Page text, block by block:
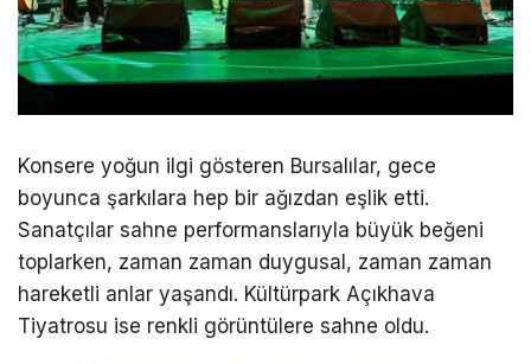
Konsere yoğun ilgi gösteren Bursalılar, gece
boyunca şarkılara hep bir ağızdan eşlik etti.
Sanatçılar sahne performanslarıyla büyük beğeni
toplarken, zaman zaman duygusal, zaman zaman
hareketli anlar yaşandı. Kültürpark Açıkhava
Tiyatrosu ise renkli görüntülere sahne oldu.